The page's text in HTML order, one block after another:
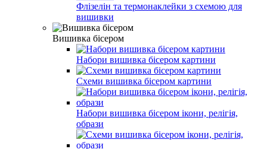
Флізелін та термонаклейки з схемою для
вишивки
Вишивка бісером
Набори вишивка бісером картини
Схеми вишивка бісером картини
Набори вишивка бісером ікони, релігія,
образи